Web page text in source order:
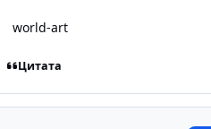
world-art
Цитата